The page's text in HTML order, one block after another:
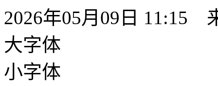
2026年05月09日 11:15
大字体
小字体